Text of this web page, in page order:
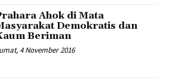
Ahok di Mata
Demokratis dan
Beriman
4 November 2016